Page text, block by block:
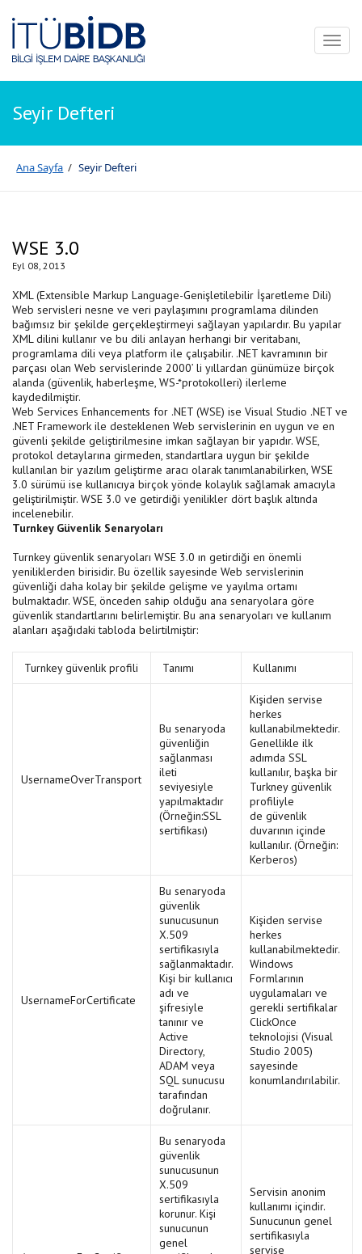
Seyir Defteri
Ana Sayfa / Seyir Defteri
WSE 3.0
Eyl 08, 2013
XML (Extensible Markup Language-Genişletilebilir İşaretleme Dili)
Web servisleri nesne ve veri paylaşımını programlama dilinden
bağımsız bir şekilde gerçekleştirmeyi sağlayan yapılardır. Bu yapılar
XML dilini kullanır ve bu dili anlayan herhangi bir veritabanı,
programlama dili veya platform ile çalışabilir. .NET kavramının bir
parçası olan Web servislerinde 2000’ li yıllardan günümüze birçok
alanda (güvenlik, haberleşme, WS-*protokolleri) ilerleme
kaydedilmiştir.
Web Services Enhancements for .NET (WSE) ise Visual Studio .NET ve
.NET Framework ile desteklenen Web servislerinin en uygun ve en
güvenli şekilde geliştirilmesine imkan sağlayan bir yapıdır. WSE,
protokol detaylarına girmeden, standartlara uygun bir şekilde
kullanılan bir yazılım geliştirme aracı olarak tanımlanabilirken, WSE
3.0 sürümü ise kullanıcıya birçok yönde kolaylık sağlamak amacıyla
geliştirilmiştir. WSE 3.0 ve getirdiği yenilikler dört başlık altında
incelenebilir.
Turnkey Güvenlik Senaryoları
Turnkey güvenlik senaryoları WSE 3.0 ın getirdiği en önemli
yeniliklerden birisidir. Bu özellik sayesinde Web servislerinin
güvenliği daha kolay bir şekilde gelişme ve yayılma ortamı
bulmaktadır. WSE, önceden sahip olduğu ana senaryolara göre
güvenlik standartlarını belirlemiştir. Bu ana senaryoları ve kullanım
alanları aşağıdaki tabloda belirtilmiştir:
Turnkey güvenlik profili Tanımı Kullanımı
UsernameOverTransport
Bu senaryoda
güvenliğin
sağlanması
ileti
seviyesiyle
yapılmaktadır
(Örneğin:SSL
sertifikası)
Kişiden servise
herkes
kullanabilmektedir.
Genellikle ilk
adımda SSL
kullanılır, başka bir
Turkney güvenlik
profiliyle
de güvenlik
duvarının içinde
kullanılır. (Örneğin:
Kerberos)
UsernameForCertificate
Bu senaryoda
güvenlik
sunucusunun
X.509
sertifikasıyla
sağlanmaktadır.
Kişi bir kullanıcı
adı ve
şifresiyle
tanınır ve
Active
Directory,
ADAM veya
SQL sunucusu
tarafından
doğrulanır.
Kişiden servise
herkes
kullanabilmektedir.
Windows
Formlarının
uygulamaları ve
gerekli sertifikalar
ClickOnce
teknolojisi (Visual
Studio 2005)
sayesinde
konumlandırılabilir.
Bu senaryoda
güvenlik
sunucusunun
X.509
sertifikasıyla
korunur. Kişi
sunucunun
genel
Servisin anonim
kullanımı içindir.
Sunucunun genel
sertifikasıyla
servise